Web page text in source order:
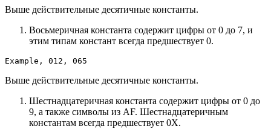
Выше действительные десятичные константы.
Восьмеричная константа содержит цифры от 0 до 7, и
этим типам констант всегда предшествует 0.
Example, 012, 065
Выше действительные десятичные константы.
Шестнадцатеричная константа содержит цифры от 0 до
9, а также символы из AF. Шестнадцатеричным
константам всегда предшествует 0X.